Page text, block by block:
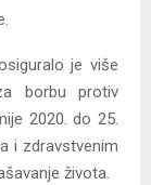
je više
borbu protiv
2020. do 25.
i zdravstvenim
života.